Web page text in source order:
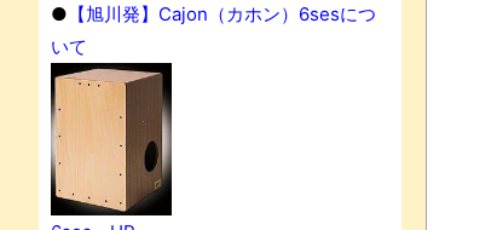
● 【旭川発】Cajon（カホン）6sesにつ
いて